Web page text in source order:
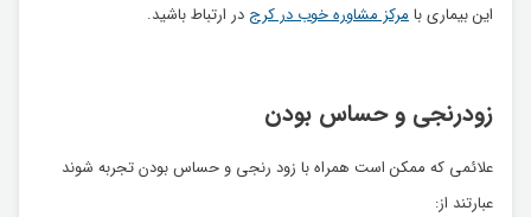
این بیماری بامرکز مشاوره خوب در کرج در ارتباط باشید.
زودرنجی و حساس بودن
علائمی که ممکن است همراه با زود رنجی و حساس بودن تجربه شوند
عبارتند از: